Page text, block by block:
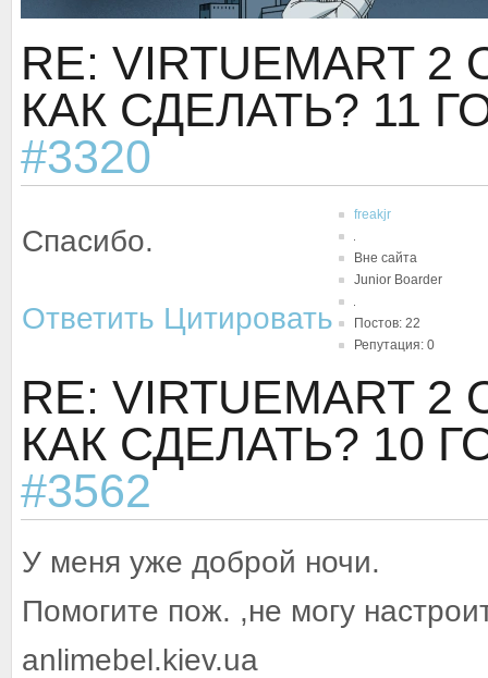
RE: VIRTUEMART
КАК СДЕЛАТЬ? 11
#3320
Спасибо.
freakjr
Вне сайта
Junior Boarder
Постов: 22
Репутация: 0
Ответить Цитировать
RE: VIRTUEMART
КАК СДЕЛАТЬ? 10
#3562
У меня уже доброй ночи.
Помогите пож. ,не могу
anlimebel.kiev.ua